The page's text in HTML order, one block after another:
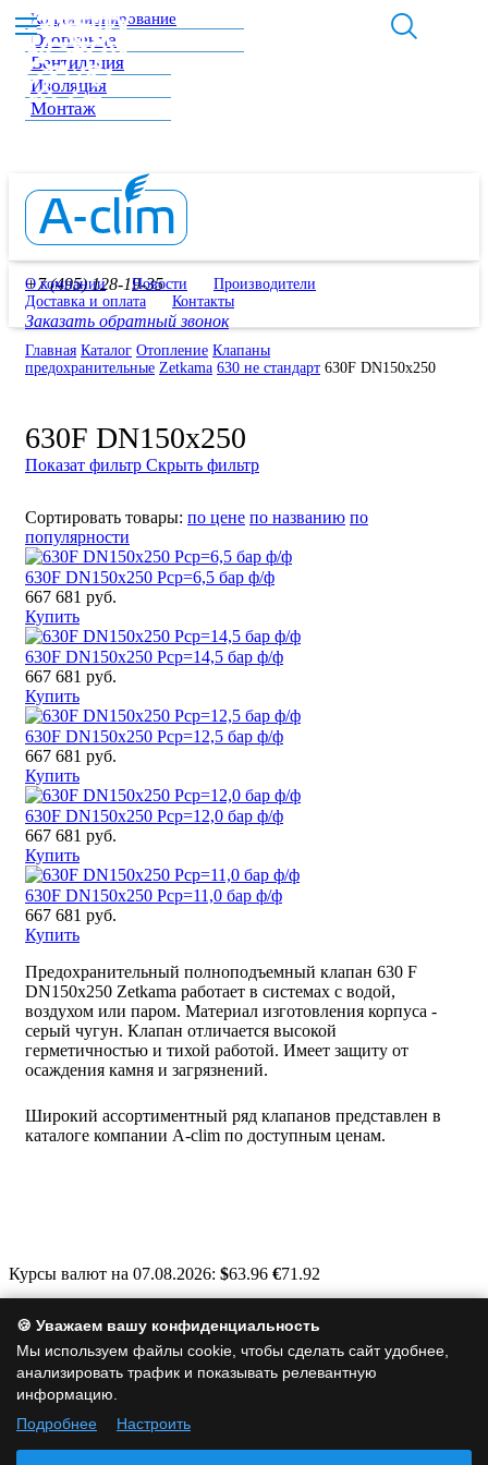
Кондиционирование
Отопление
Вентиляция
Изоляция
Монтаж
+7 (495) 128-19-35
Заказать обратный звонок
О компании Новости
Производители
Доставка и оплата
Контакты
Главная Каталог Отопление Клапаны
предохранительные Zetkama 630 не стандарт 630F DN150x250
630F DN150x250
Показат фильтр Скрыть фильтр
Сортировать товары: по цене по названию по
популярности
630F DN150x250 Pср=6,5 бар ф/ф
667 681 руб.
Купить
630F DN150x250 Pср=14,5 бар ф/ф
667 681 руб.
Купить
630F DN150x250 Pср=12,5 бар ф/ф
667 681 руб.
Купить
630F DN150x250 Pср=12,0 бар ф/ф
667 681 руб.
Купить
630F DN150x250 Pср=11,0 бар ф/ф
667 681 руб.
Купить
Предохранительный полноподъемный клапан 630 F
DN150x250 Zetkama работает в системах с водой,
воздухом или паром. Материал изготовления корпуса -
серый чугун. Клапан отличается высокой
герметичностью и тихой работой. Имеет защиту от
осаждения камня и загрязнений.
Широкий ассортиментный ряд клапанов представлен в
каталоге компании A-clim по доступным ценам.
Курсы валют на 07.08.2026: $63.96 €71.92
info@a-clim.ru
+7 (495) 128-19-35
Политика обработки персональных данных
использования cookie
|
Согласие на обработку персональных
🍪 Уважаем вашу конфиденциальность
Мы используем файлы cookie, чтобы сделать сайт удобнее,
анализировать трафик и показывать релевантную
информацию.
Подробнее
Настроить